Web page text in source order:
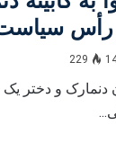
رأس
229
دنمارک و دختر